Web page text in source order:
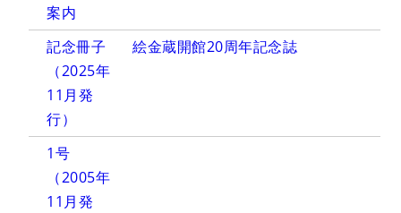
案内
記念冊子
（2025年
11月発
行）
絵金蔵開館20周年記念誌
1号
（2005年
11月発